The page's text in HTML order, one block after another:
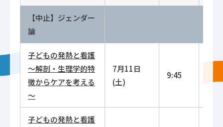
【中止】ジェンダー
論
子どもの発熱と看護
～解剖・生理学的特
徴からケアを考える
～
7月11日
(土)
9:45
子どもの発熱と看護